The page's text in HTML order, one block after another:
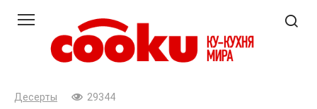
контенту
Десерты 29344